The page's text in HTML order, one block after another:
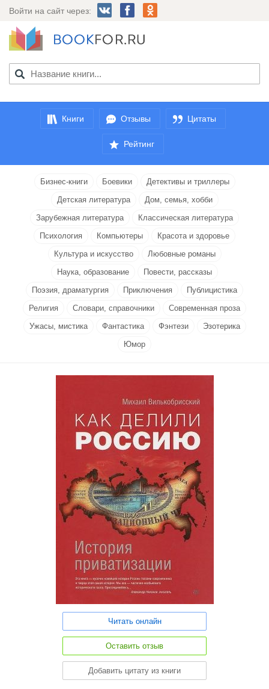
Войти на сайт через:
Книги Отзывы Цитаты
Рейтинг
Бизнес-книги Боевики
Детективы и триллеры
Детская литература
Дом, семья, хобби
Зарубежная литература
Классическая литература
Психология
Компьютеры
Красота и здоровье
Культура и искусство
Любовные романы
Наука, образование
Повести, рассказы
Поэзия, драматургия
Приключения
Публицистика
Религия
Словари, справочники
Современная проза
Ужасы, мистика
Фантастика Фэнтези
Эзотерика
Юмор
Читать онлайн
Оставить отзыв
Добавить цитату из книги